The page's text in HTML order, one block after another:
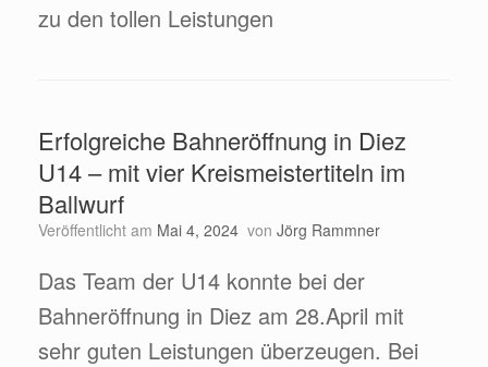
zu den tollen Leistungen
Erfolgreiche Bahneröffnung in Diez
U14 – mit vier Kreismeistertiteln im
Ballwurf
Veröffentlicht am Mai 4, 2024 von Jörg Rammner
Das Team der U14 konnte bei der
Bahneröffnung in Diez am 28.April mit
sehr guten Leistungen überzeugen. Bei